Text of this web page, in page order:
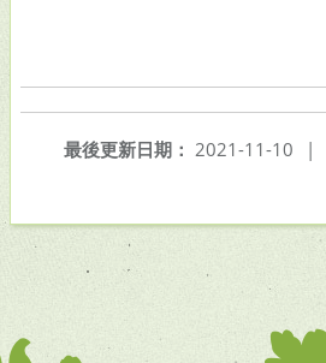
最後更新日期： 2021-11-10
|